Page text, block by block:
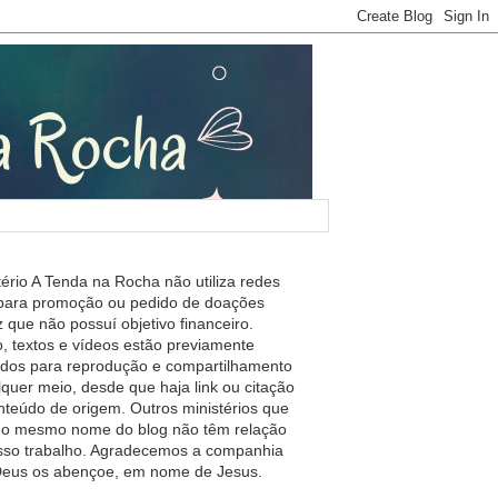
A Tenda na Rocha não utiliza redes
promoção ou pedido de doações
que não possuí objetivo financeiro.
textos e vídeos estão previamente
para reprodução e compartilhamento
meio, desde que haja link ou citação
de origem. Outros ministérios que
mesmo nome do blog não têm relação
trabalho. Agradecemos a companhia
os abençoe, em nome de Jesus.